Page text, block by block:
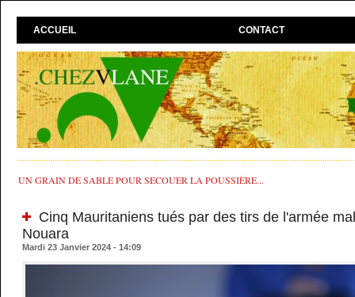
ACCUEIL CONTACT
UN GRAIN DE SABLE POUR SECOUER LA POUSSIÈRE...
Cinq Mauritaniens tués par des tirs de l'armée
Nouara
Mardi 23 Janvier 2024 - 14:09